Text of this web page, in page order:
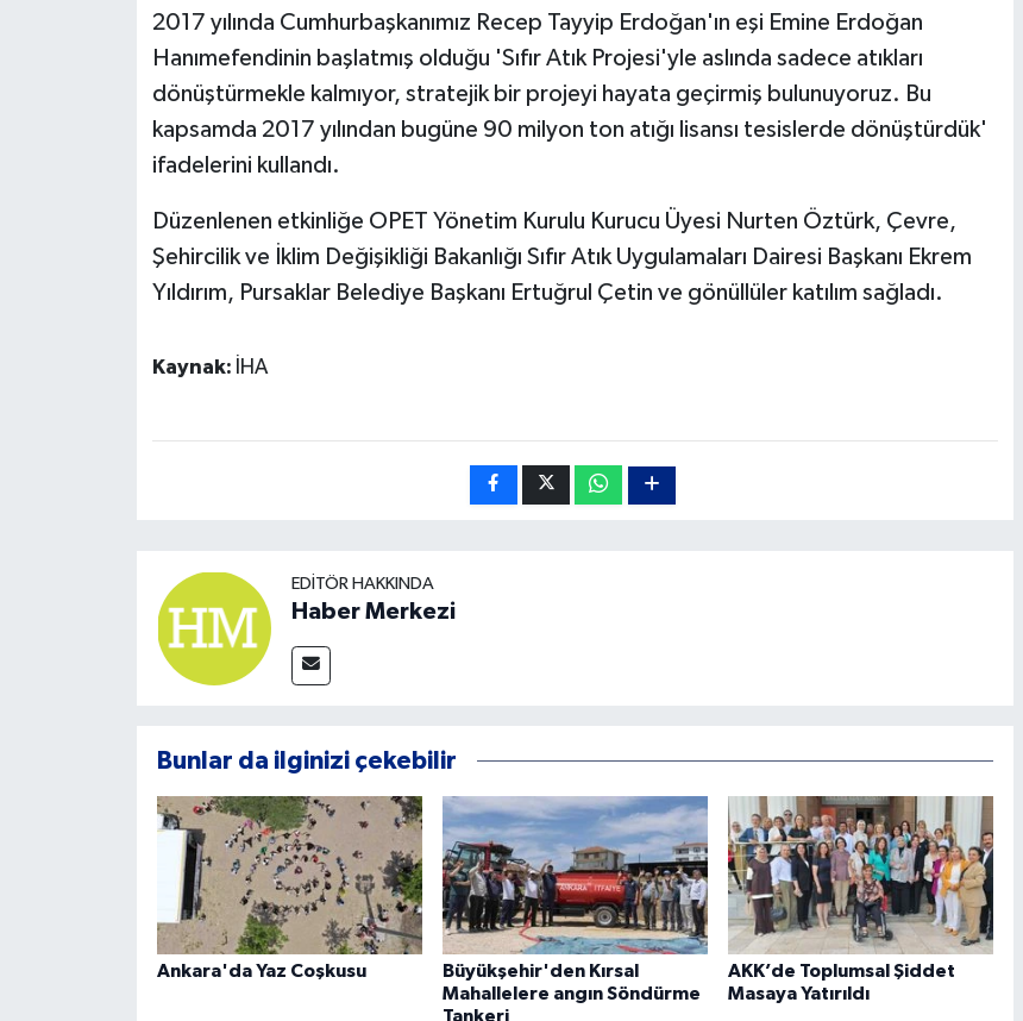
2017 yılında Cumhurbaşkanımız Recep Tayyip Erdoğan'ın eşi Emine Erdoğan
Hanımefendinin başlatmış olduğu 'Sıfır Atık Projesi'yle aslında sadece atıkları
dönüştürmekle kalmıyor, stratejik bir projeyi hayata geçirmiş bulunuyoruz. Bu
kapsamda 2017 yılından bugüne 90 milyon ton atığı lisansı tesislerde dönüştürdük'
ifadelerini kullandı.
Düzenlenen etkinliğe OPET Yönetim Kurulu Kurucu Üyesi Nurten Öztürk, Çevre,
Şehircilik ve İklim Değişikliği Bakanlığı Sıfır Atık Uygulamaları Dairesi Başkanı Ekrem
Yıldırım, Pursaklar Belediye Başkanı Ertuğrul Çetin ve gönüllüler katılım sağladı.
Kaynak: İHA
EDITÖR HAKKINDA
Haber Merkezi
Bunlar da ilginizi çekebilir
Ankara'da Yaz Coşkusu
Büyükşehir'den Kırsal
Mahallelere angın Söndürme
Tankeri
AKK’de Toplumsal Şiddet
Masaya Yatırıldı